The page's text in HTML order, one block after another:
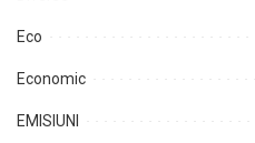
Eco
Economic
EMISIUNI